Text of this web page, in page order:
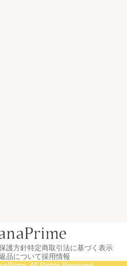
護方針特定商取引法に基づく表示
品について採用情報